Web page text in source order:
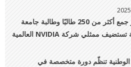
في لقاء مميز جمع أكثر من 250 طالبًا وطالبة جامعة
النجاح الوطنية تستضيف ممثلي شركة NVIDIA العالمية
التكنولوجيا والذكاء الاصطناعي
الوطنية تنظّم دورة متخصصة في